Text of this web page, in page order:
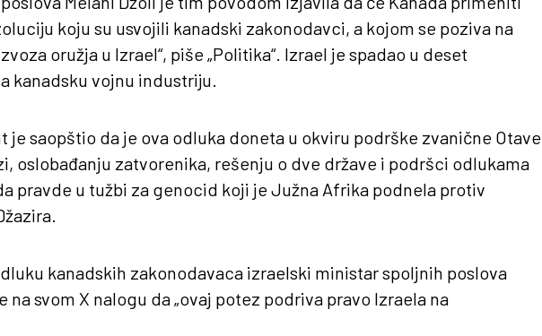
koju su usvojili kanadski zakonodavci, a kojom se poziva na
oružja u Izrael“, piše „Politika“. Izrael je spadao u deset
kanadsku vojnu industriju.
je saopštio da je ova odluka doneta u okviru podrške zvanične Otave
oslobađanju zatvorenika, rešenju o dve države i podršci odlukama
pravde u tužbi za genocid koji je Južna Afrika podnela protiv
kanadskih zakonodavaca izraelski ministar spoljnih poslova
na svom X nalogu da „ovaj potez podriva pravo Izraela na